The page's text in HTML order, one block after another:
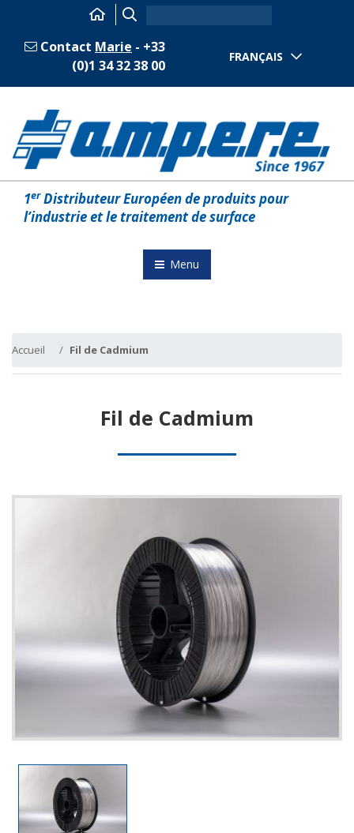
Contact Marie - +33
(0)1 34 32 38 00
FRANÇAIS
1erDistributeur Européen de produits pour
l’industrie et le traitement de surface
Menu
Accueil Fil de Cadmium
Fil de Cadmium